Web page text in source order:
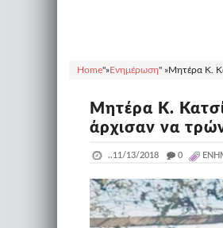
Home"»Ενημέρωση" »Μητέρα Κ.
Μητέρα Κ.
άρχισαν να
..11/13/2018 _ 0